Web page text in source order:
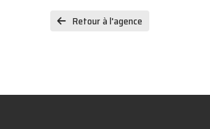
Retour à l'agence